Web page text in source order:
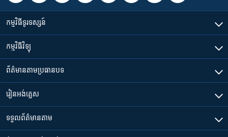
កម្មវិធី​ទូរទស្សន៍
កម្មវិធី​វិទ្យុ
ព័ត៌មាន​តាមប្រធានបទ​
រៀន​​អង់គ្លេស
ទទួល​ព័ត៌មាន​តាម